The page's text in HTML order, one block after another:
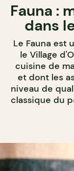
Fauna :
dans
Le Fauna est
le Village
cuisine de
et dont les
niveau de
classique du